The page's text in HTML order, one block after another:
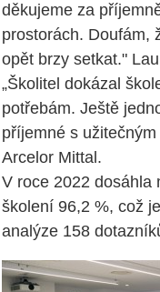
děkujeme za
prostorách. Doufám,
opět brzy setkat."
„Školitel dokázal
potřebám. Ještě
příjemné s
Arcelor Mittal.
V roce 2022 dosáhla
školení 96,2 %, což
analýze 158